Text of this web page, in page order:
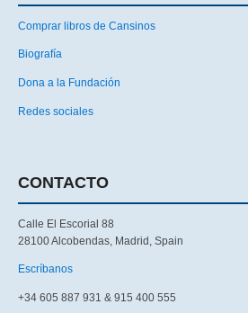
Comprar libros de Cansinos
Biografía
Dona a la Fundación
Redes sociales
CONTACTO
Calle El Escorial 88
28100 Alcobendas, Madrid, Spain
Escríbanos
+34 605 887 931 & 915 400 555